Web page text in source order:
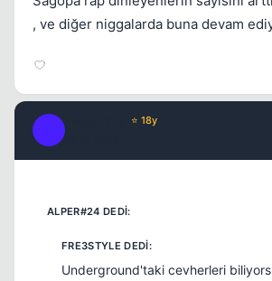
, ve diğer niggalarda buna devam
⭐ 18y
Underground'taki cevherleri